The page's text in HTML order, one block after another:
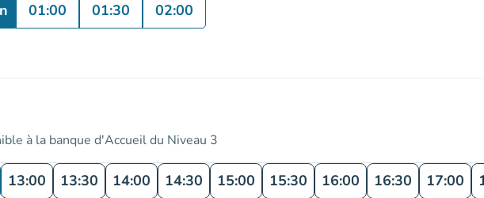
01:00 01:30 02:00
à la banque d'Accueil du Niveau 3
13:00 13:30 14:00 14:30 15:00 15:30 16:00 16:30 17:00